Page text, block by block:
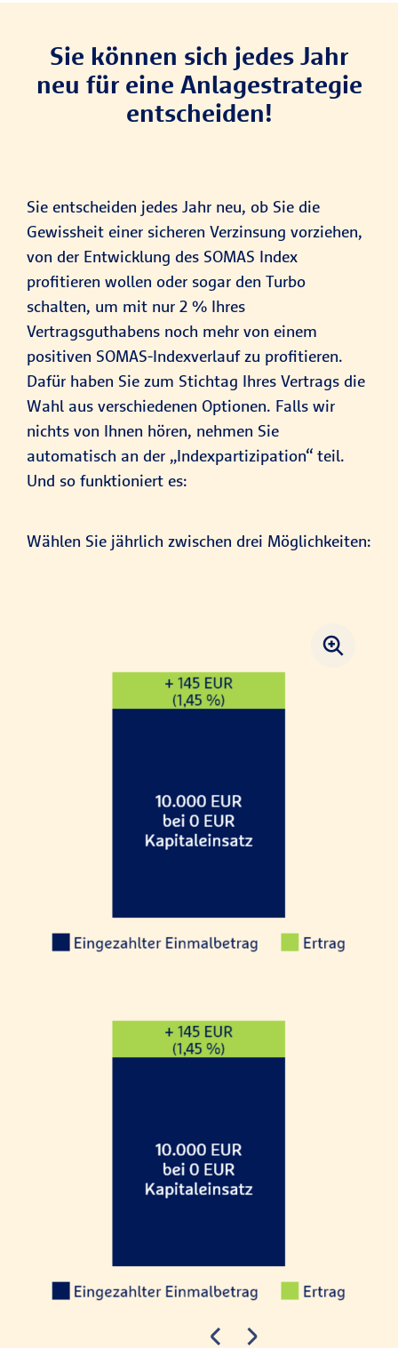
Sie können sich jedes Jahr
neu für eine Anlagestrategie
entscheiden!
Sie entscheiden jedes Jahr neu, ob Sie die
Gewissheit einer sicheren Verzinsung vorziehen,
von der Entwicklung des SOMAS Index
profitieren wollen oder sogar den Turbo
schalten, um mit nur 2 % Ihres
Vertragsguthabens noch mehr von einem
positiven SOMAS-Indexverlauf zu profitieren.
Dafür haben Sie zum Stichtag Ihres Vertrags die
Wahl aus verschiedenen Optionen. Falls wir
nichts von Ihnen hören, nehmen Sie
automatisch an der „Indexpartizipation“ teil.
Und so funktioniert es:
Wählen Sie jährlich zwischen drei Möglichkeiten: